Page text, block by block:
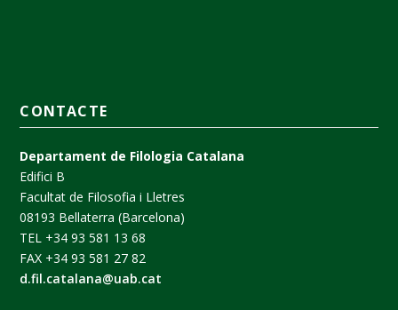
CONTACTE
Departament de Filologia Catalana
Edifici B
Facultat de Filosofia i Lletres
08193 Bellaterra (Barcelona)
TEL +34 93 581 13 68
FAX +34 93 581 27 82
d.fil.catalana@uab.cat